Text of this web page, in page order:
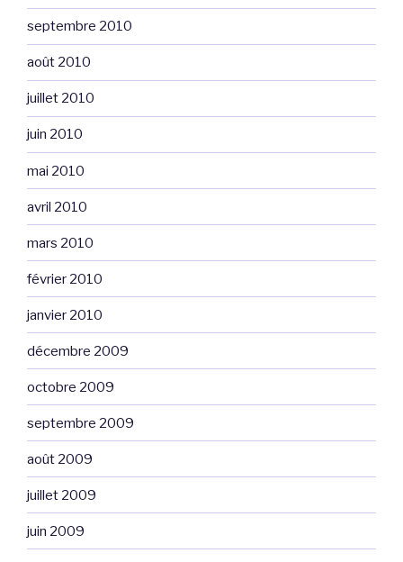
septembre 2010
août 2010
juillet 2010
juin 2010
mai 2010
avril 2010
mars 2010
février 2010
janvier 2010
décembre 2009
octobre 2009
septembre 2009
août 2009
juillet 2009
juin 2009